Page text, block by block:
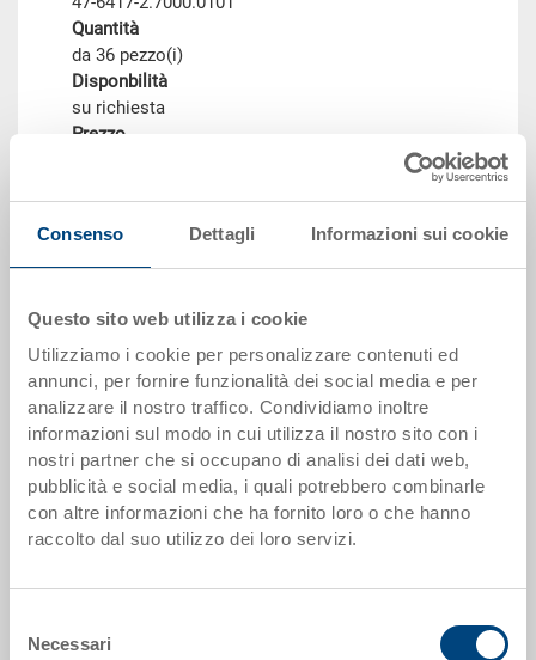
Consenso Dettagli Informazioni sui cookie
Questo sito web utilizza i cookie
Utilizziamo i cookie per personalizzare contenuti ed
annunci, per fornire funzionalità dei social media e per
analizzare il nostro traffico. Condividiamo inoltre
informazioni sul modo in cui utilizza il nostro sito con i
nostri partner che si occupano di analisi dei dati web,
pubblicità e social media, i quali potrebbero combinarle
con altre informazioni che ha fornito loro o che hanno
raccolto dal suo utilizzo dei loro servizi.
delNecessari
Quantità
da 36 pezzo(i)
Disponbilità
su richiesta
Prezzo
Vai al prodotto
Contenitore ECO
Dimensioni
Colore